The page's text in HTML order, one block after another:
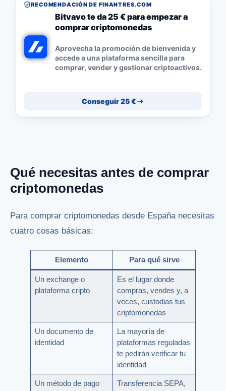
RECOMENDACIÓN DE FINANTRES.COM
Bitvavo te da 25 € para empezar a
comprar criptomonedas
Aprovecha la promoción de bienvenida y
accede a una plataforma sencilla para
comprar, vender y gestionar criptoactivos.
Conseguir 25 €
Qué necesitas antes de comprar
criptomonedas
Para comprar criptomonedas desde España necesitas
cuatro cosas básicas:
Elemento Para qué sirve
Un exchange o
plataforma cripto
Es el lugar donde
compras, vendes y, a
veces, custodias tus
criptomonedas
Un documento de
identidad
La mayoría de
plataformas reguladas
te pedirán verificar tu
identidad
Un método de pago
Transferencia SEPA,